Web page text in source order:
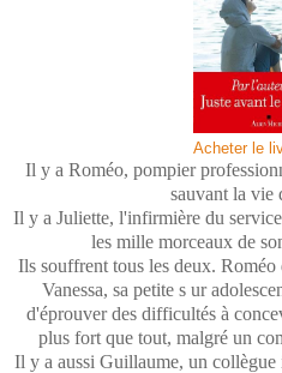
Acheter le
Il y a Roméo, pompier
sauvant la vie
Il y a Juliette, l'infirmière du
les mille morceaux de
Ils souffrent tous les deux.
Vanessa, sa petite s ur
d'éprouver des difficultés à
plus fort que tout, malgré un
Il y a aussi Guillaume, un